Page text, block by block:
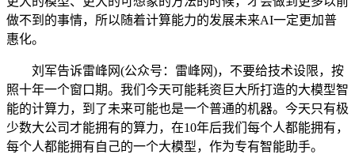
做不到的事情，所以随着计算能力的发展未来AI一定更加普
惠化。
刘军告诉雷峰网(公众号：雷峰网)，不要给技术设限，按
照十年一个窗口期。我们今天可能耗资巨大所打造的大模型智
能的计算力，到了未来可能也是一个普通的机器。今天只有极
少数大公司才能拥有的算力，在10年后我们每个人都能拥有，
每个人都能拥有自己的一个大模型，作为专有智能助手。